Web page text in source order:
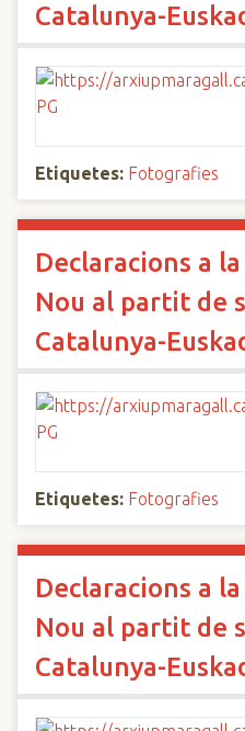
Catalunya-
Etiquetes: Fotografies
Declaracions a
Nou al partit de
Catalunya-
Etiquetes: Fotografies
Declaracions a
Nou al partit de
Catalunya-